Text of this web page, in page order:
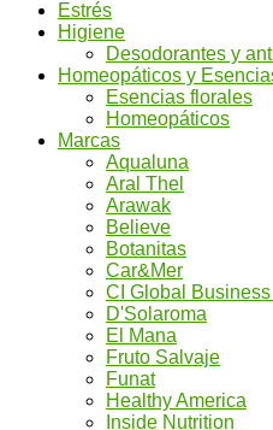
Estrés
Higiene
Desodorantes y
Homeopáticos y
Esencias florales
Homeopáticos
Marcas
Aqualuna
Aral Thel
Arawak
Believe
Botanitas
Car&Mer
CI Global Business
D'Solaroma
El Mana
Fruto Salvaje
Funat
Healthy America
Inside Nutrition